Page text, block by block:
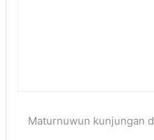
Maturnuwun kunjungan